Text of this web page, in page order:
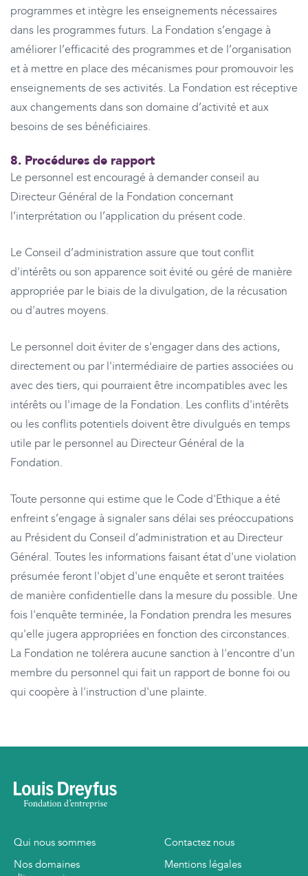
programmes et intègre les enseignements nécessaires
dans les programmes futurs. La Fondation s’engage à
améliorer l’efficacité des programmes et de l’organisation
et à mettre en place des mécanismes pour promouvoir les
enseignements de ses activités. La Fondation est réceptive
aux changements dans son domaine d’activité et aux
besoins de ses bénéficiaires.
8. Procédures de rapport
Le personnel est encouragé à demander conseil au
Directeur Général de la Fondation concernant
l’interprétation ou l’application du présent code.
Le Conseil d’administration assure que tout conflit
d'intérêts ou son apparence soit évité ou géré de manière
appropriée par le biais de la divulgation, de la récusation
ou d'autres moyens.
Le personnel doit éviter de s'engager dans des actions,
directement ou par l'intermédiaire de parties associées ou
avec des tiers, qui pourraient être incompatibles avec les
intérêts ou l'image de la Fondation. Les conflits d'intérêts
ou les conflits potentiels doivent être divulgués en temps
utile par le personnel au Directeur Général de la
Fondation.
Toute personne qui estime que le Code d'Ethique a été
enfreint s’engage à signaler sans délai ses préoccupations
au Président du Conseil d’administration et au Directeur
Général. Toutes les informations faisant état d'une violation
présumée feront l'objet d'une enquête et seront traitées
de manière confidentielle dans la mesure du possible. Une
fois l'enquête terminée, la Fondation prendra les mesures
qu'elle jugera appropriées en fonction des circonstances.
La Fondation ne tolérera aucune sanction à l'encontre d'un
membre du personnel qui fait un rapport de bonne foi ou
qui coopère à l'instruction d'une plainte.
Qui nous sommes
Nos domaines
Contactez nous
Mentions légales